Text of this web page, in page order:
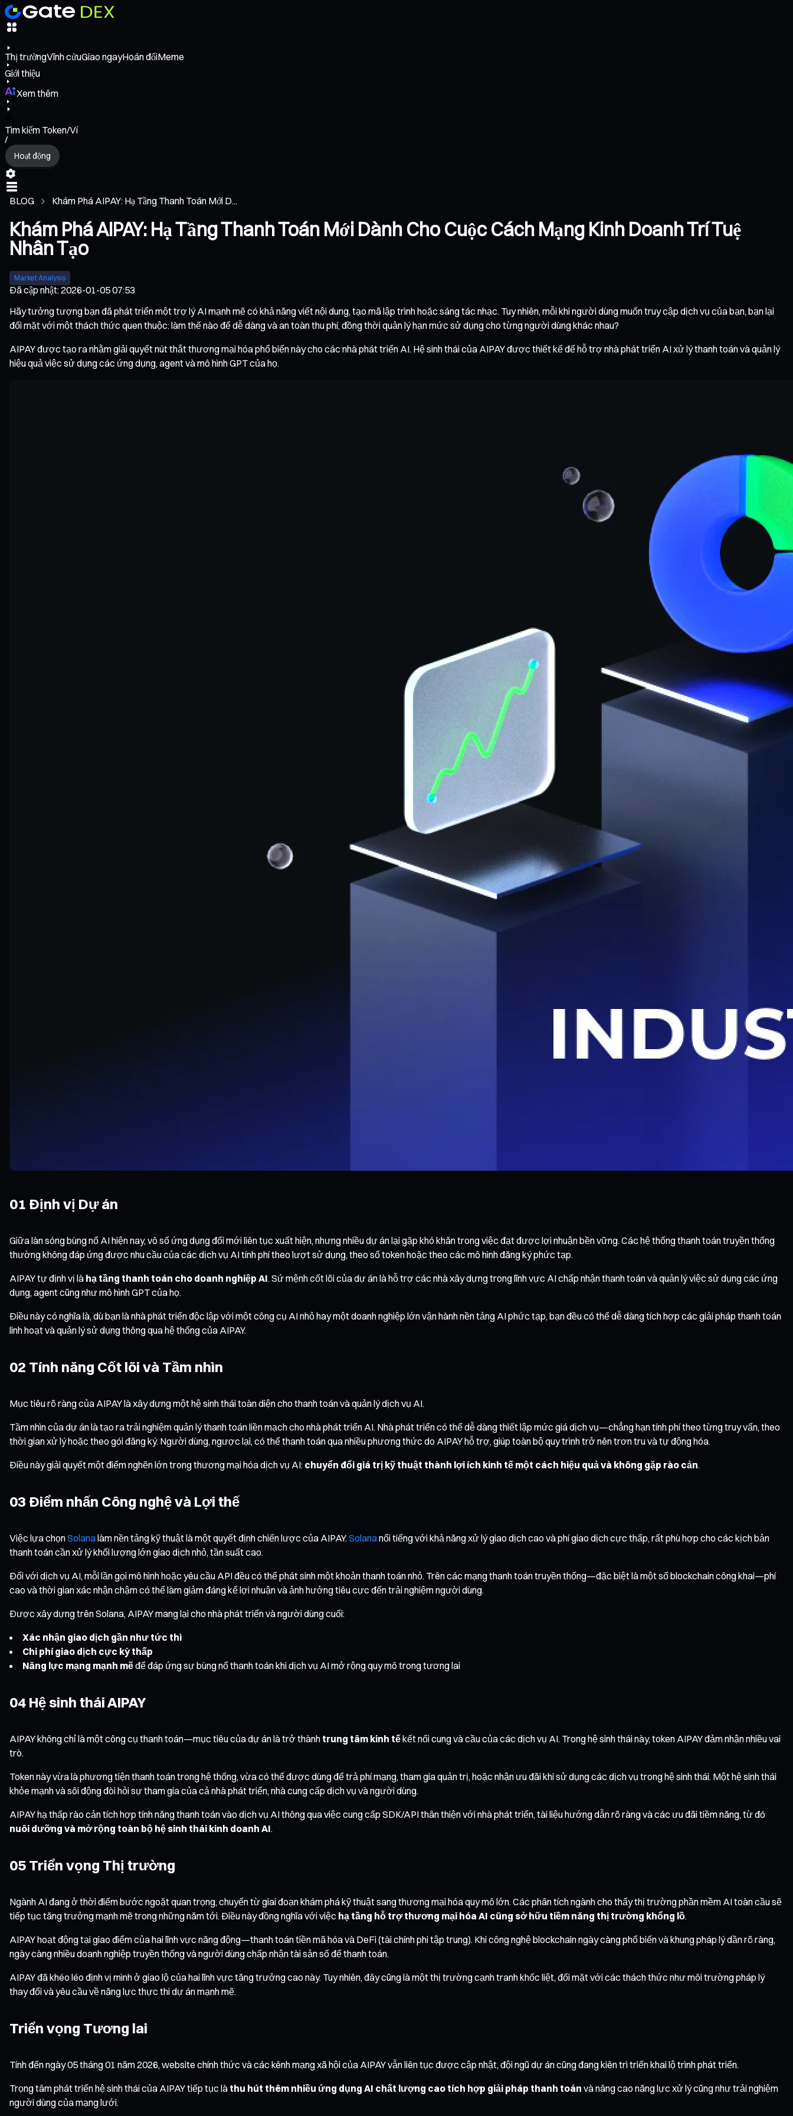
Thị trườngVĩnh cửuGiao ngayHoán đổiMeme
Giới thiệu
Xem thêm
Tìm kiếm Token/Ví
/
Hoạt động
BLOG Khám Phá AIPAY: Hạ Tầng Thanh Toán Mới D...
Khám Phá AIPAY: Hạ Tầng Thanh Toán Mới Dành Cho Cuộc Cách Mạng Kinh Doanh Trí Tuệ
Nhân Tạo
Market Analysis
Đã cập nhật:2026-01-05 07:53
Hãy tưởng tượng bạn đã phát triển một trợ lý AI mạnh mẽ có khả năng viết nội dung, tạo mã lập trình hoặc sáng tác nhạc. Tuy nhiên, mỗi khi người dùng muốn truy cập dịch vụ của bạn, bạn lại
đối mặt với một thách thức quen thuộc: làm thế nào để dễ dàng và an toàn thu phí, đồng thời quản lý hạn mức sử dụng cho từng người dùng khác nhau?
AIPAY được tạo ra nhằm giải quyết nút thắt thương mại hóa phổ biến này cho các nhà phát triển AI. Hệ sinh thái của AIPAY được thiết kế để hỗ trợ nhà phát triển AI xử lý thanh toán và quản lý
hiệu quả việc sử dụng các ứng dụng, agent và mô hình GPT của họ.
01 Định vị Dự án
Giữa làn sóng bùng nổ AI hiện nay, vô số ứng dụng đổi mới liên tục xuất hiện, nhưng nhiều dự án lại gặp khó khăn trong việc đạt được lợi nhuận bền vững. Các hệ thống thanh toán truyền thống
thường không đáp ứng được nhu cầu của các dịch vụ AI tính phí theo lượt sử dụng, theo số token hoặc theo các mô hình đăng ký phức tạp.
AIPAY tự định vị là hạ tầng thanh toán cho doanh nghiệp AI. Sứ mệnh cốt lõi của dự án là hỗ trợ các nhà xây dựng trong lĩnh vực AI chấp nhận thanh toán và quản lý việc sử dụng các ứng
dụng, agent cũng như mô hình GPT của họ.
Điều này có nghĩa là, dù bạn là nhà phát triển độc lập với một công cụ AI nhỏ hay một doanh nghiệp lớn vận hành nền tảng AI phức tạp, bạn đều có thể dễ dàng tích hợp các giải pháp thanh toán
linh hoạt và quản lý sử dụng thông qua hệ thống của AIPAY.
02 Tính năng Cốt lõi và Tầm nhìn
Mục tiêu rõ ràng của AIPAY là xây dựng một hệ sinh thái toàn diện cho thanh toán và quản lý dịch vụ AI.
Tầm nhìn của dự án là tạo ra trải nghiệm quản lý thanh toán liền mạch cho nhà phát triển AI. Nhà phát triển có thể dễ dàng thiết lập mức giá dịch vụ—chẳng hạn tính phí theo từng truy vấn, theo
thời gian xử lý hoặc theo gói đăng ký. Người dùng, ngược lại, có thể thanh toán qua nhiều phương thức do AIPAY hỗ trợ, giúp toàn bộ quy trình trở nên trơn tru và tự động hóa.
Điều này giải quyết một điểm nghẽn lớn trong thương mại hóa dịch vụ AI: chuyển đổi giá trị kỹ thuật thành lợi ích kinh tế một cách hiệu quả và không gặp rào cản.
03 Điểm nhấn Công nghệ và Lợi thế
Việc lựa chọnSolanalàm nền tảng kỹ thuật là một quyết định chiến lược của AIPAY. Solananổi tiếng với khả năng xử lý giao dịch cao và phí giao dịch cực thấp, rất phù hợp cho các kịch bản
thanh toán cần xử lý khối lượng lớn giao dịch nhỏ, tần suất cao.
Đối với dịch vụ AI, mỗi lần gọi mô hình hoặc yêu cầu API đều có thể phát sinh một khoản thanh toán nhỏ. Trên các mạng thanh toán truyền thống—đặc biệt là một số blockchain công khai—phí
cao và thời gian xác nhận chậm có thể làm giảm đáng kể lợi nhuận và ảnh hưởng tiêu cực đến trải nghiệm người dùng.
Được xây dựng trên Solana, AIPAY mang lại cho nhà phát triển và người dùng cuối:
Xác nhận giao dịch gần như tức thì
Chi phí giao dịch cực kỳ thấp
Năng lực mạng mạnh mẽđể đáp ứng sự bùng nổ thanh toán khi dịch vụ AI mở rộng quy mô trong tương lai
04 Hệ sinh thái AIPAY
AIPAY không chỉ là một công cụ thanh toán—mục tiêu của dự án là trở thành trung tâm kinh tếkết nối cung và cầu của các dịch vụ AI. Trong hệ sinh thái này, token AIPAY đảm nhận nhiều vai
trò.
Token này vừa là phương tiện thanh toán trong hệ thống, vừa có thể được dùng để trả phí mạng, tham gia quản trị, hoặc nhận ưu đãi khi sử dụng các dịch vụ trong hệ sinh thái. Một hệ sinh thái
khỏe mạnh và sôi động đòi hỏi sự tham gia của cả nhà phát triển, nhà cung cấp dịch vụ và người dùng.
AIPAY hạ thấp rào cản tích hợp tính năng thanh toán vào dịch vụ AI thông qua việc cung cấp SDK/API thân thiện với nhà phát triển, tài liệu hướng dẫn rõ ràng và các ưu đãi tiềm năng, từ đó
nuôi dưỡng và mở rộng toàn bộ hệ sinh thái kinh doanh AI.
05 Triển vọng Thị trường
Ngành AI đang ở thời điểm bước ngoặt quan trọng, chuyển từ giai đoạn khám phá kỹ thuật sang thương mại hóa quy mô lớn. Các phân tích ngành cho thấy thị trường phần mềm AI toàn cầu sẽ
tiếp tục tăng trưởng mạnh mẽ trong những năm tới. Điều này đồng nghĩa với việc hạ tầng hỗ trợ thương mại hóa AI cũng sở hữu tiềm năng thị trường khổng lồ.
AIPAY hoạt động tại giao điểm của hai lĩnh vực năng động—thanh toán tiền mã hóa và DeFi (tài chính phi tập trung). Khi công nghệ blockchain ngày càng phổ biến và khung pháp lý dần rõ ràng,
ngày càng nhiều doanh nghiệp truyền thống và người dùng chấp nhận tài sản số để thanh toán.
AIPAY đã khéo léo định vị mình ở giao lộ của hai lĩnh vực tăng trưởng cao này. Tuy nhiên, đây cũng là một thị trường cạnh tranh khốc liệt, đối mặt với các thách thức như môi trường pháp lý
thay đổi và yêu cầu về năng lực thực thi dự án mạnh mẽ.
Triển vọng Tương lai
Tính đến ngày 05 tháng 01 năm 2026, website chính thức và các kênh mạng xã hội của AIPAY vẫn liên tục được cập nhật, đội ngũ dự án cũng đang kiên trì triển khai lộ trình phát triển.
Trọng tâm phát triển hệ sinh thái của AIPAY tiếp tục là thu hút thêm nhiều ứng dụng AI chất lượng cao tích hợp giải pháp thanh toán và nâng cao năng lực xử lý cũng như trải nghiệm
người dùng của mạng lưới.